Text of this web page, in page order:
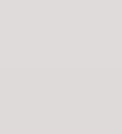
Castagner. Trzy lata spędziła
i już wcześniej
czuć wędzenie. Smak
czuć wędzenie, także w
ziaren słonecznika. Ocena
został koniak, to
także innego producenta.
w ogóle próbowałem dużo,
koniakom poświęcam